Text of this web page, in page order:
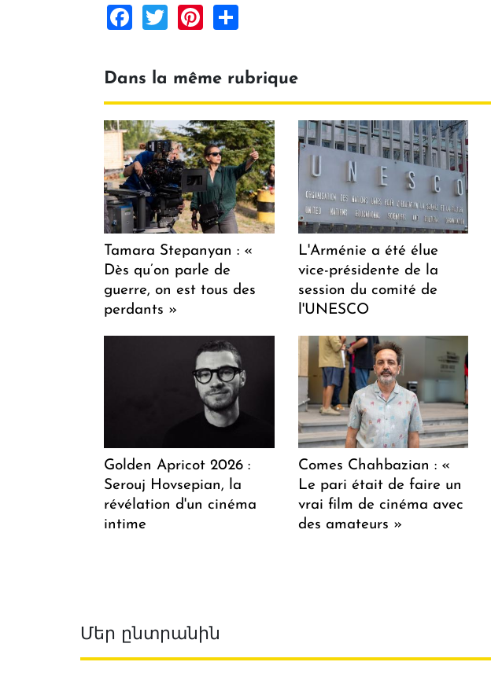
Facebook
TwitterPinterest
Dans la même rubrique
Tamara Stepanyan : «
Dès qu’on parle de
guerre, on est tous des
perdants »
L'Arménie a été élue
vice-présidente de la
session du comité de
l'UNESCO
Golden Apricot 2026 :
Serouj Hovsepian, la
révélation d'un cinéma
intime
Comes Chahbazian : «
Le pari était de faire un
vrai film de cinéma avec
des amateurs »
Մեր ընտրանին